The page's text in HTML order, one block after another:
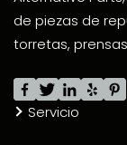
de piezas de
torretas,
Servicio